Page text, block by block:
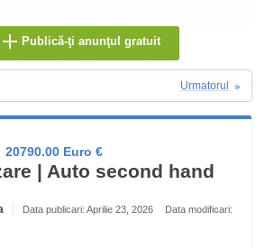
Publică-ţi anunţul gratuit
Urmatorul
20790.00 Euro €
| Auto second hand
Data publicari: Aprilie 23, 2026
Data modificari: